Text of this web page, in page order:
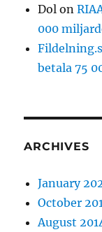
Dol on
000
betala 75
ARCHIVES
January
October
August